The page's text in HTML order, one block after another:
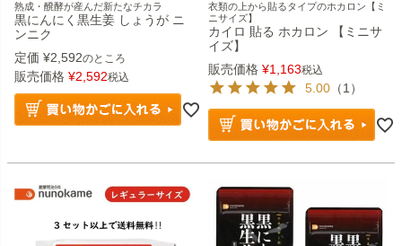
熟成・醗酵が産んだ新たなチカラ
黒にんにく黒生姜 しょうが ニ
ンニク
定価 ¥2,592のところ
販売価格 ¥2,592税込
衣類の上から貼るタイプのホカロン【ミ
ニサイズ】
カイロ 貼る ホカロン 【ミニサ
イズ】
販売価格 ¥1,163税込
5.00 （1）